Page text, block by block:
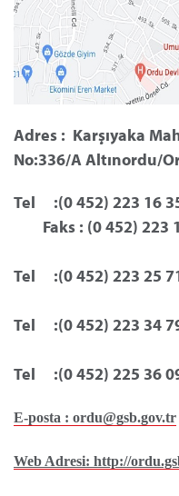
Adres : Karşıyaka
No:336/A Altınordu/
Tel     :(0 452) 223 16
Faks : (0 452) 223
Tel     :(0 452) 223 25
Tel     :(0 452) 223 34
Tel     :(0 452) 225 36
E-posta : ordu@gsb.gov.tr
Web Adresi: http://